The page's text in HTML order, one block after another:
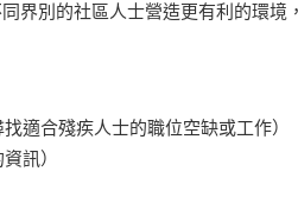
界別的社區人士營造更有利的環
適合殘疾人士的職位空缺或工作）
訊）